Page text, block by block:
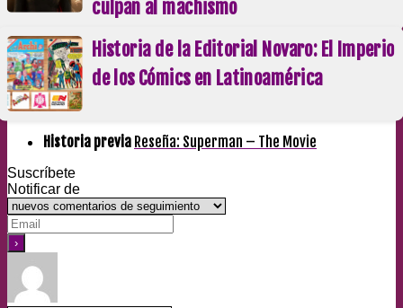
culpan al machismo
Historia de la Editorial Novaro: El Imperio
de los Cómics en Latinoamérica
Historia previa Reseña: Superman – The Movie
Suscríbete
Notificar de